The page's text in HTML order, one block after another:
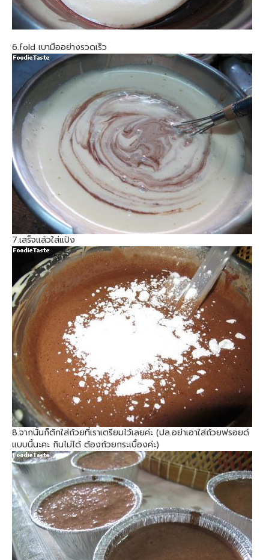
6.fold เบามืออย่างรวดเร็ว
7.เสร็จแล้วใส่แป้ง
8.จากนั้นก็ตักใส่ถ้วยที่เราเตรียมไว้เลยค่ะ (ปล.อย่าเอาใส่ถ้วยฟรอยด์
แบบนี้นะคะ กินไม่ได้ ต้องถ้วยกระเบื้องค่ะ)